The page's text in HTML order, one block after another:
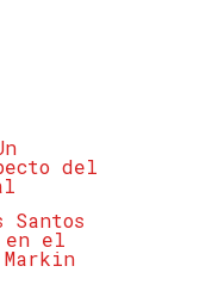
del
Santos
en el